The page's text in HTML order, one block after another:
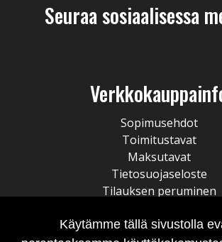
Seuraa sosiaalisessa
Sopimusehdot
Toimitustavat
Maksutavat
Tietosuojaseloste
Tilauksen peruminen
Käytämme tällä sivustolla